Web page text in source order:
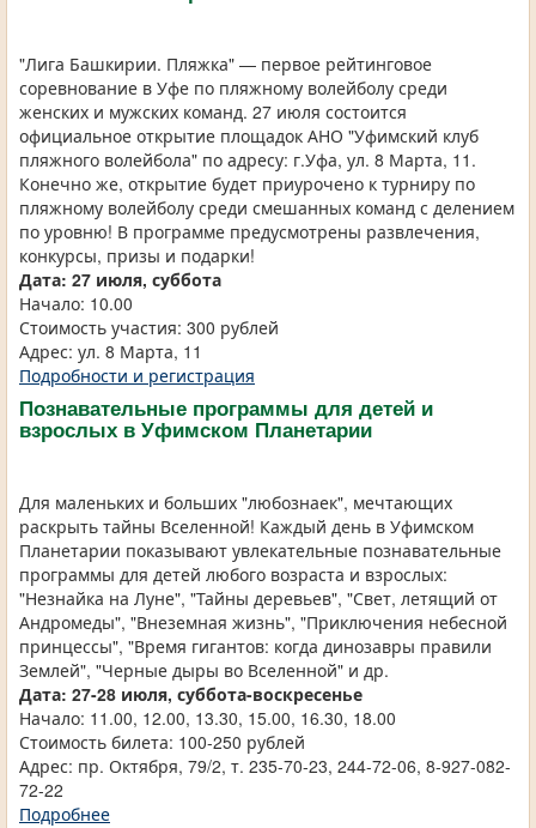
"Лига Башкирии. Пляжка" — первое рейтинговое
соревнование в Уфе по пляжному волейболу среди
женских и мужских команд. 27 июля состоится
официальное открытие площадок АНО "Уфимский клуб
пляжного волейбола" по адресу: г.Уфа, ул. 8 Марта, 11.
Конечно же, открытие будет приурочено к турниру по
пляжному волейболу среди смешанных команд с делением
по уровню! В программе предусмотрены развлечения,
конкурсы, призы и подарки!
Дата: 27 июля, суббота
Начало: 10.00
Стоимость участия: 300 рублей
Адрес: ул. 8 Марта, 11
Подробности и регистрация
Познавательные программы для детей и
взрослых в Уфимском Планетарии
Для маленьких и больших "любознаек", мечтающих
раскрыть тайны Вселенной! Каждый день в Уфимском
Планетарии показывают увлекательные познавательные
программы для детей любого возраста и взрослых:
"Незнайка на Луне", "Тайны деревьев", "Свет, летящий от
Андромеды", "Внеземная жизнь", "Приключения небесной
принцессы", "Время гигантов: когда динозавры правили
Землей", "Черные дыры во Вселенной" и др.
Дата: 27-28 июля, суббота-воскресенье
Начало: 11.00, 12.00, 13.30, 15.00, 16.30, 18.00
Стоимость билета: 100-250 рублей
Адрес: пр. Октября, 79/2, т. 235-70-23, 244-72-06, 8-927-082-
72-22
Подробнее